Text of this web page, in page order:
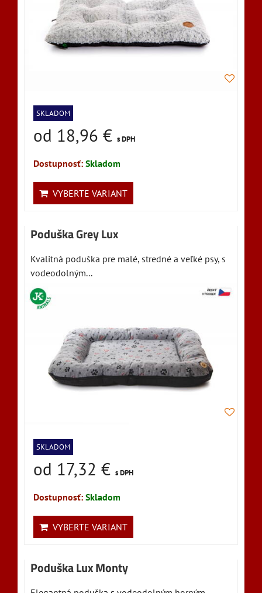
SKLADOM
od 18,96 € s DPH
Dostupnosť: Skladom
VYBERTE VARIANT
Poduška Grey Lux
Kvalitná poduška pre malé, stredné a veľké psy, s
vodeodolným...
SKLADOM
od 17,32 € s DPH
Dostupnosť: Skladom
VYBERTE VARIANT
Poduška Lux Monty